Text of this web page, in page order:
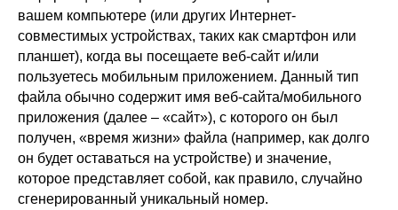
вашем компьютере (или других Интернет-
совместимых устройствах, таких как смартфон или
планшет), когда вы посещаете веб-сайт и/или
пользуетесь мобильным приложением. Данный тип
файла обычно содержит имя веб-сайта/мобильного
приложения (далее – «сайт»), с которого он был
получен, «время жизни» файла (например, как долго
он будет оставаться на устройстве) и значение,
которое представляет собой, как правило, случайно
сгенерированный уникальный номер.